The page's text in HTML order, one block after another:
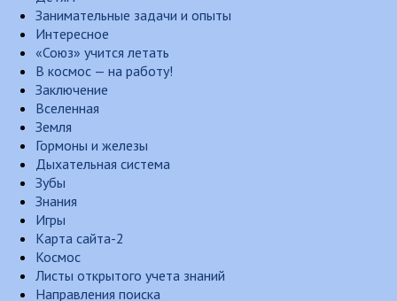
Занимательные задачи и опыты
Интересное
«Союз» учится летать
В космос — на работу!
Заключение
Вселенная
Земля
Гормоны и железы
Дыхательная система
Зубы
Знания
Игры
Карта сайта-2
Космос
Листы открытого учета знаний
Направления поиска